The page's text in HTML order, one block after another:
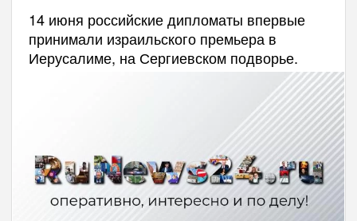
14 июня российские дипломаты впервые
принимали израильского премьера в
Иерусалиме, на Сергиевском подворье.